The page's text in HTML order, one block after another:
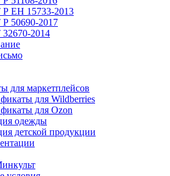
ЕН 15733-2013
50690-2017
2014
для маркетплейсов
для Wildberries
для Ozon
одежды
детской продукции